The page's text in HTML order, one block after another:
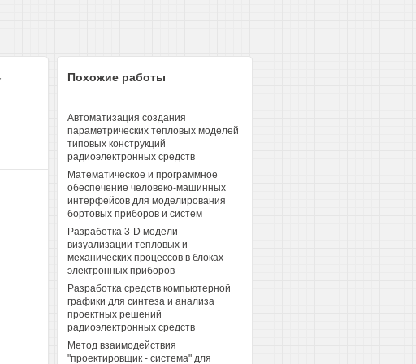
Похожие работы
Автоматизация создания
параметрических тепловых моделей
типовых конструкций
радиоэлектронных средств
Математическое и программное
обеспечение человеко-машинных
интерфейсов для моделирования
бортовых приборов и систем
Разработка 3-D модели
визуализации тепловых и
механических процессов в блоках
электронных приборов
Разработка средств компьютерной
графики для синтеза и анализа
проектных решений
радиоэлектронных средств
Метод взаимодействия
"проектировщик - система" для